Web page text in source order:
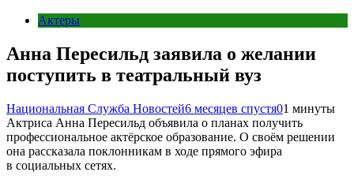
Актеры
Анна Пересильд заявила о желании
поступить в театральный вуз
Национальная Служба Новостей6 месяцев спустя01 минуты
Актриса Анна Пересильд объявила о планах получить
профессиональное актёрское образование. О своём решении
она рассказала поклонникам в ходе прямого эфира
в социальных сетях.